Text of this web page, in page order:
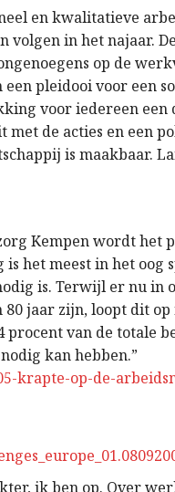
en kwalitatieve
volgen in het najaar.
op de
pleidooi voor een
voor iedereen een
de acties en een
is maakbaar.
Kempen wordt het
het meest in het oog
is. Terwijl er nu in
jaar zijn, loopt dit
procent van de totale
kan hebben.”
krapte-op-de-
ik ben op. Over